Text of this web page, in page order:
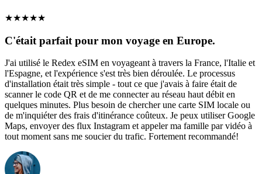
★★★★★
C'était parfait pour mon voyage en Europe.
J'ai utilisé le Redex eSIM en voyageant à travers la France, l'Italie et
l'Espagne, et l'expérience s'est très bien déroulée. Le processus
d'installation était très simple - tout ce que j'avais à faire était de
scanner le code QR et de me connecter au réseau haut débit en
quelques minutes. Plus besoin de chercher une carte SIM locale ou
de m'inquiéter des frais d'itinérance coûteux. Je peux utiliser Google
Maps, envoyer des flux Instagram et appeler ma famille par vidéo à
tout moment sans me soucier du trafic. Fortement recommandé!